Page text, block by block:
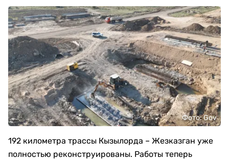
Фото: Gov
192 километра трассы Кызылорда – Жезказган уже
полностью реконструированы. Работы теперь